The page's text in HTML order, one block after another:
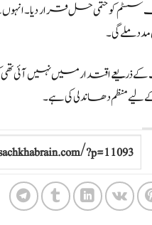
کو حتمی حل قرار
منظم دھاندلی کی ہے۔